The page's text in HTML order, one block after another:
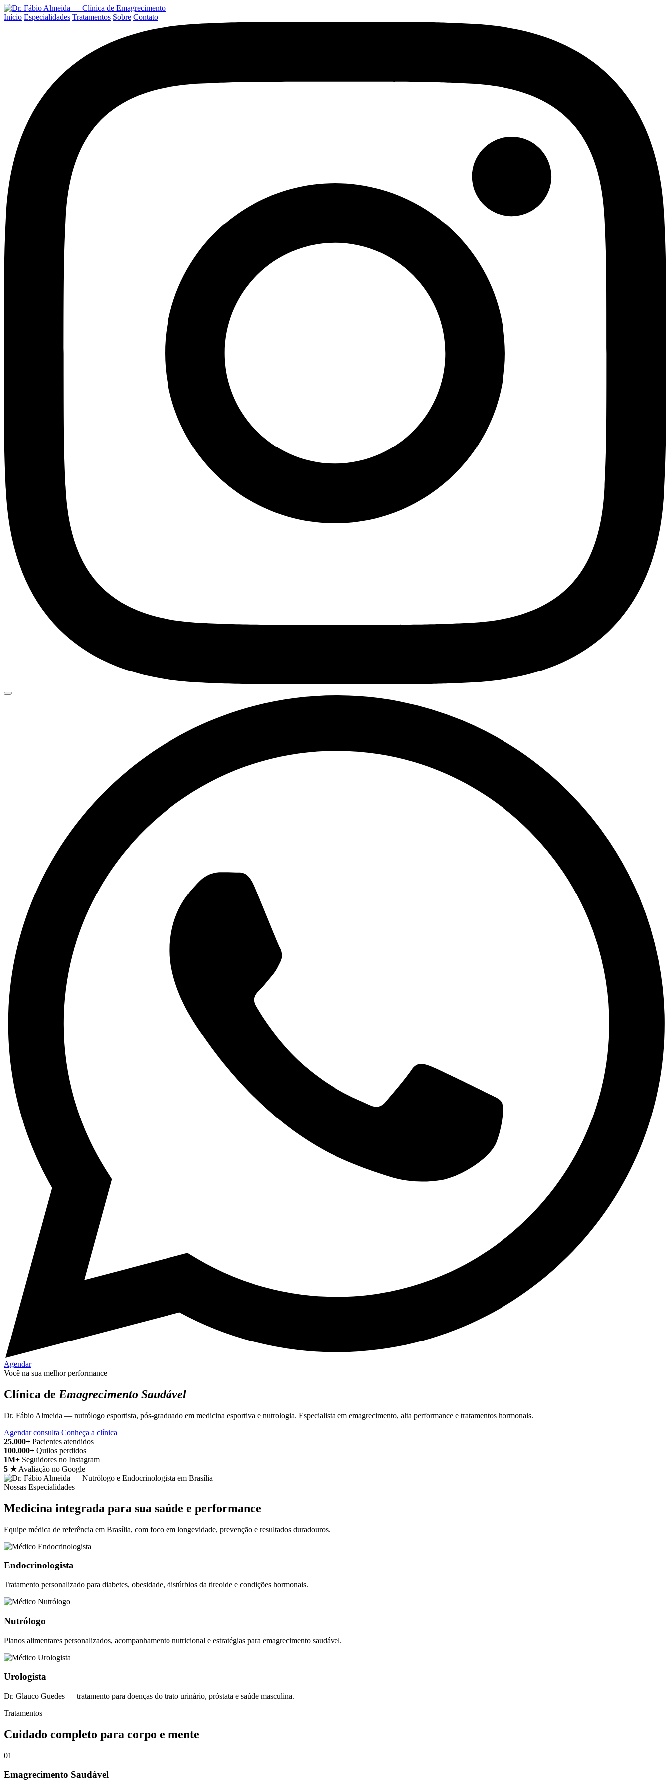
Início Especialidades Tratamentos Sobre Contato
Agendar
Você na sua melhor performance
Clínica de Emagrecimento Saudável
Dr. Fábio Almeida — nutrólogo esportista, pós-graduado em medicina esportiva e nutrologia. Especialista em emagrecimento, alta performance e tratamentos hormonais.
Agendar consulta Conheça a clínica
25.000+ Pacientes atendidos
100.000+ Quilos perdidos
1M+ Seguidores no Instagram
5 ★ Avaliação no Google
Nossas Especialidades
Medicina integrada para sua saúde e performance
Equipe médica de referência em Brasília, com foco em longevidade, prevenção e resultados duradouros.
Endocrinologista
Tratamento personalizado para diabetes, obesidade, distúrbios da tireoide e condições hormonais.
Nutrólogo
Planos alimentares personalizados, acompanhamento nutricional e estratégias para emagrecimento saudável.
Urologista
Dr. Glauco Guedes — tratamento para doenças do trato urinário, próstata e saúde masculina.
Tratamentos
Cuidado completo para corpo e mente
01
Emagrecimento Saudável